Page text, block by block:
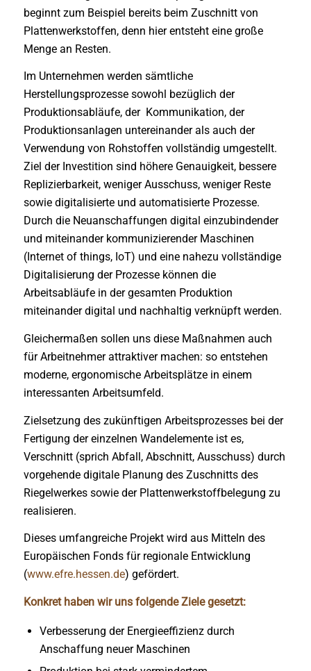
beginnt zum Beispiel bereits beim Zuschnitt von
Plattenwerkstoffen, denn hier entsteht eine große
Menge an Resten.
Im Unternehmen werden sämtliche
Herstellungsprozesse sowohl bezüglich der
Produktionsabläufe, der Kommunikation, der
Produktionsanlagen untereinander als auch der
Verwendung von Rohstoffen vollständig umgestellt.
Ziel der Investition sind höhere Genauigkeit, bessere
Replizierbarkeit, weniger Ausschuss, weniger Reste
sowie digitalisierte und automatisierte Prozesse.
Durch die Neuanschaffungen digital einzubindender
und miteinander kommunizierender Maschinen
(Internet of things, IoT) und eine nahezu vollständige
Digitalisierung der Prozesse können die
Arbeitsabläufe in der gesamten Produktion
miteinander digital und nachhaltig verknüpft werden.
Gleichermaßen sollen uns diese Maßnahmen auch
für Arbeitnehmer attraktiver machen: so entstehen
moderne, ergonomische Arbeitsplätze in einem
interessanten Arbeitsumfeld.
Zielsetzung des zukünftigen Arbeitsprozesses bei der
Fertigung der einzelnen Wandelemente ist es,
Verschnitt (sprich Abfall, Abschnitt, Ausschuss) durch
vorgehende digitale Planung des Zuschnitts des
Riegelwerkes sowie der Plattenwerkstoffbelegung zu
realisieren.
Dieses umfangreiche Projekt wird aus Mitteln des
Europäischen Fonds für regionale Entwicklung
(www.efre.hessen.de) gefördert.
Konkret haben wir uns folgende Ziele gesetzt:
Verbesserung der Energieeffizienz durch
Anschaffung neuer Maschinen